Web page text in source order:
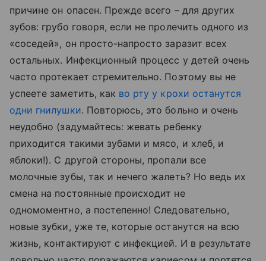
причине он опасен. Прежде всего – для других
зубов: грубо говоря, если не пролечить одного из
«соседей», он просто-напросто заразит всех
остальных. Инфекционный процесс у детей очень
часто протекает стремительно. Поэтому вы не
успеете заметить, как во рту у крохи останутся
одни гнилушки. Повторюсь, это больно и очень
неудобно (задумайтесь: жевать ребенку
приходится такими зубами и мясо, и хлеб, и
яблоки!). С другой стороны, пропали все
молочные зубы, так и нечего жалеть? Но ведь их
смена на постоянные происходит не
одномоментно, а постепенно! Следовательно,
новые зубки, уже те, которые останутся на всю
жизнь, контактируют с инфекцией. И в результате